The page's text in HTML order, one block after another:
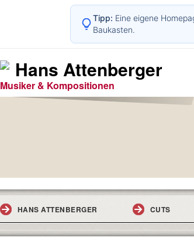
Hans Attenberger
Musiker & Kompositionen
HANS ATTENBERGER CUTS
Tipp: Eine eigene
Baukasten.